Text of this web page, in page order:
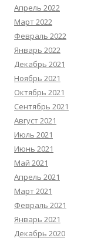
Апрель 2022
Март 2022
Февраль 2022
Январь 2022
Декабрь 2021
Ноябрь 2021
Октябрь 2021
Сентябрь 2021
Август 2021
Июль 2021
Июнь 2021
Май 2021
Апрель 2021
Март 2021
Февраль 2021
Январь 2021
Декабрь 2020